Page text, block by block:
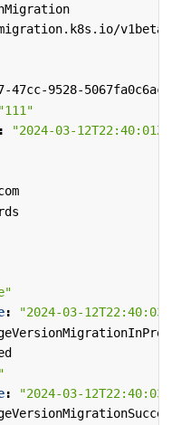
v1beta1
47cc-9528-5067fa0c6ac8
"111"
:
"2024-03-12T22:40:01Z"
:
"2024-03-12T22:40:03Z"
:
"2024-03-12T22:40:03Z"